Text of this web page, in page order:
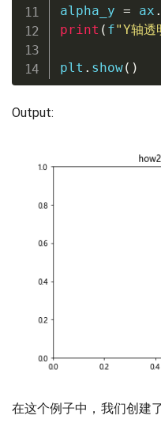
alpha_y = ax .
print ( f"Y轴
plt . show( )
Output:
在这个例子中，我们创建